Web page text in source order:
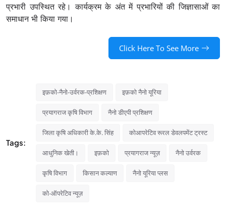
प्रभारी उपस्थित रहे। कार्यक्रम के अंत में प्रभारियों की जिज्ञासाओं का
समाधान भी किया गया।
Click Here To See More
Tags:
इफ़को-नैनो-उर्वरक-प्रशिक्षण इफ़को नैनो यूरिया
प्रयागराज कृषि विभाग नैनो डीएपी प्रशिक्षण
जिला कृषि अधिकारी के.के. सिंह कोआपरेटिव रूरल डेवलपमेंट ट्रस्ट
आधुनिक खेती। इफ़को प्रयागराज न्यूज़ नैनो उर्वरक
कृषि विभाग किसान कल्याण नैनो यूरिया प्लस
को-ऑपरेटिव न्यूज़